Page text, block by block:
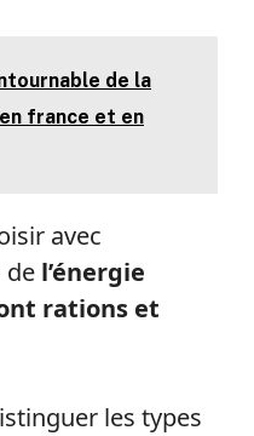
de la
france et en
avec
de l’énergie
rations et
les types